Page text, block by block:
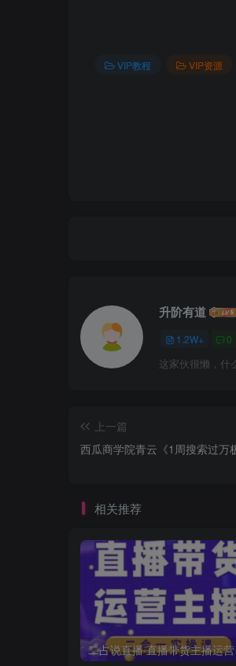
VIP教程 VIP资源
升阶有道
1.2W+ 0
这家伙很懒，什
上一篇
西瓜商学院青云《1周搜索过万
相关推荐